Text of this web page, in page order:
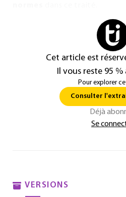
Cet article est
Il vous reste 95 %
Pour explorer
Consulter
Déjà
Se
VERSIONS